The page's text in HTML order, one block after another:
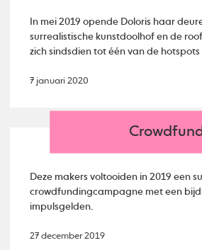
In mei 2019 opende Doloris haar
surrealistische kunstdoolhof en de
zich sindsdien tot één van de
7 januari 2020
Deze makers voltooiden in 2019 een
crowdfundingcampagne met een
impulsgelden.
27 december 2019